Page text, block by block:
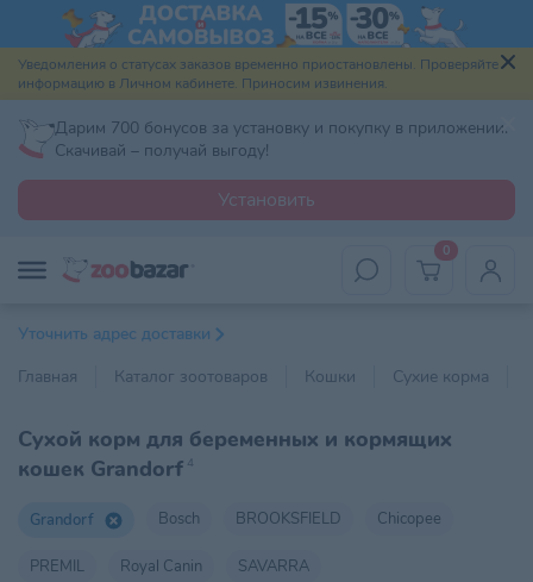
Уведомления о статусах заказов временно приостановлены. Проверяйте
информацию в Личном кабинете. Приносим извинения.
Дарим 700 бонусов за установку и покупку в приложении.
Скачивай – получай выгоду!
Установить
0
Уточнить адрес доставки
Главная
Каталог зоотоваров Кошки Сухие корма
Сухой корм для беременных и кормящих
кошек Grandorf 4
Grandorf Bosch BROOKSFIELD Chicopee
PREMIL Royal Canin SAVARRA